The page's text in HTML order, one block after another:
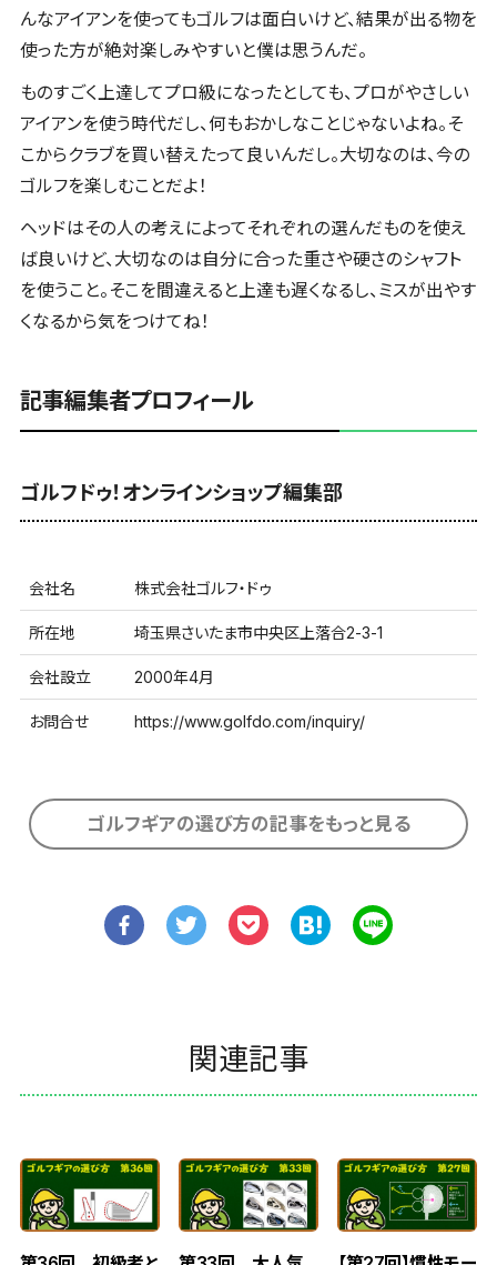
んなアイアンを使ってもゴルフは面白いけど、結果が出る物を
使った方が絶対楽しみやすいと僕は思うんだ。
ものすごく上達してプロ級になったとしても、プロがやさしい
アイアンを使う時代だし、何もおかしなことじゃないよね。そ
こからクラブを買い替えたって良いんだし。大切なのは、今の
ゴルフを楽しむことだよ！
ヘッドはその人の考えによってそれぞれの選んだものを使え
ば良いけど、大切なのは自分に合った重さや硬さのシャフト
を使うこと。そこを間違えると上達も遅くなるし、ミスが出やす
くなるから気をつけてね！
記事編集者プロフィール
ゴルフドゥ！オンラインショップ編集部
会社名 株式会社ゴルフ・ドゥ
所在地 埼玉県さいたま市中央区上落合2-3-1
会社設立 2000年4月
お問合せ https://www.golfdo.com/inquiry/
ゴルフギアの選び方の記事をもっと見る
関連記事